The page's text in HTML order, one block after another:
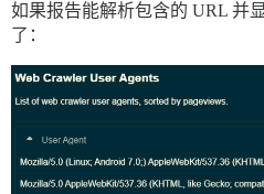
如果报告能解析包含的 URL 并
了：